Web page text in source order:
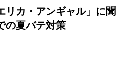
リカ・アンギャル」に聞
の夏バテ対策